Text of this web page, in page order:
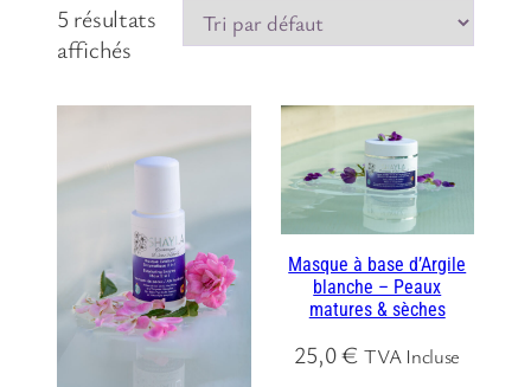
5 résultats
affichés
Masque à base d’Argile
blanche – Peaux
matures & sèches
25,0€ TVA Incluse